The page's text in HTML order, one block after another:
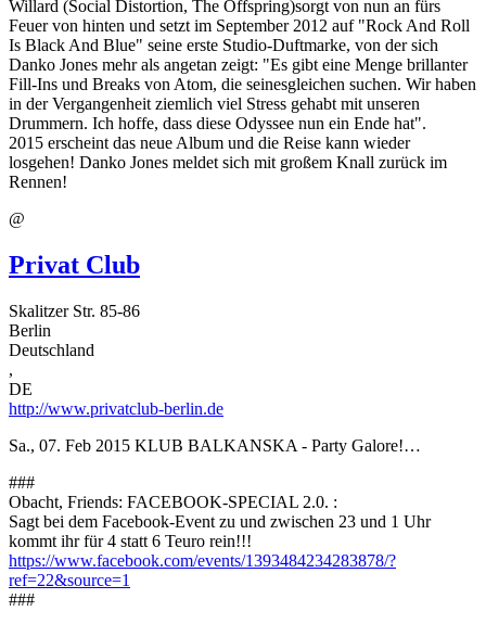
Willard (Social Distortion, The Offspring)sorgt von nun an fürs
Feuer von hinten und setzt im September 2012 auf "Rock And Roll
Is Black And Blue" seine erste Studio-Duftmarke, von der sich
Danko Jones mehr als angetan zeigt: "Es gibt eine Menge brillanter
Fill-Ins und Breaks von Atom, die seinesgleichen suchen. Wir haben
in der Vergangenheit ziemlich viel Stress gehabt mit unseren
Drummern. Ich hoffe, dass diese Odyssee nun ein Ende hat".
2015 erscheint das neue Album und die Reise kann wieder
losgehen! Danko Jones meldet sich mit großem Knall zurück im
Rennen!
@
Privat Club
Skalitzer Str. 85-86
Berlin
Deutschland
,
DE
http://www.privatclub-berlin.de
Sa., 07. Feb 2015 KLUB BALKANSKA - Party Galore!…
###
Obacht, Friends: FACEBOOK-SPECIAL 2.0. :
Sagt bei dem Facebook-Event zu und zwischen 23 und 1 Uhr
kommt ihr für 4 statt 6 Teuro rein!!!
https://www.facebook.com/events/1393484234283878/?
ref=22&source=1
###